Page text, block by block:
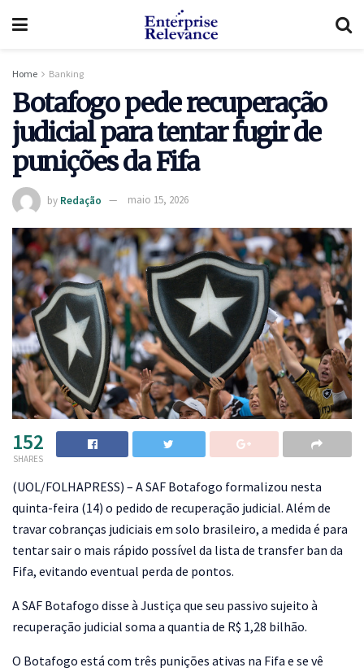
Home Banking
Botafogo pede recuperação
judicial para tentar fugir de
punições da Fifa
by Redação maio 15, 2026
152
SHARES
(UOL/FOLHAPRESS) – A SAF Botafogo formalizou nesta
quinta-feira (14) o pedido de recuperação judicial. Além de
travar cobranças judiciais em solo brasileiro, a medida é para
tentar sair o mais rápido possível da lista de transfer ban da
Fifa, evitando eventual perda de pontos.
A SAF Botafogo disse à Justiça que seu passivo sujeito à
recuperação judicial soma a quantia de R$ 1,28 bilhão.
O Botafogo está com três punições ativas na Fifa e se vê